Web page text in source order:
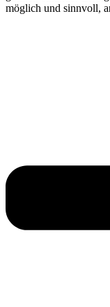
möglich und sinnvoll,